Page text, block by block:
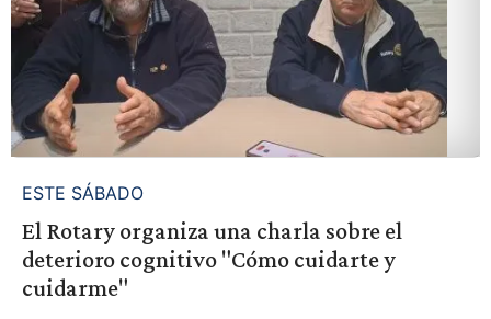
ESTE SÁBADO
El Rotary organiza una charla sobre el
deterioro cognitivo "Cómo cuidarte y
cuidarme"